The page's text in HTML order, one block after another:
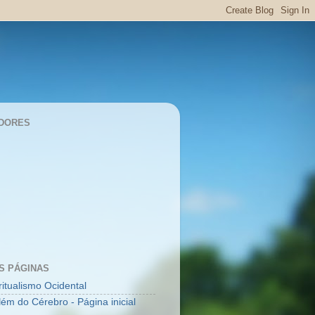
PÁGINAS
Ocidental
do Cérebro - Página inicial